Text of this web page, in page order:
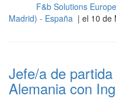
F&b Solutions
Madrid) - España | el 10 de
Jefe/a de
Alemania con